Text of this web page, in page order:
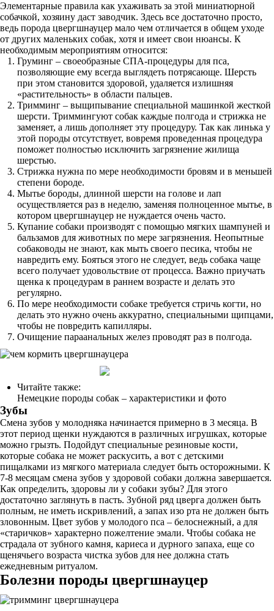
Элементарные правила как ухаживать за этой миниатюрной
собачкой, хозяину даст заводчик. Здесь все достаточно просто,
ведь порода цвергшнауцер мало чем отличается в общем уходе
от других маленьких собак, хотя и имеет свои нюансы. К
необходимым мероприятиям относится:
Груминг – своеобразные СПА-процедуры для пса,
позволяющие ему всегда выглядеть потрясающе. Шерсть
при этом становится здоровой, удаляется излишняя
«растительность» в области пальцев.
Тримминг – выщипывание специальной машинкой жесткой
шерсти. Триммингуют собак каждые полгода и стрижка не
заменяет, а лишь дополняет эту процедуру. Так как линька у
этой породы отсутствует, вовремя проведенная процедура
поможет полностью исключить загрязнение жилища
шерстью.
Стрижка нужна по мере необходимости бровям и в меньшей
степени бороде.
Мытье бороды, длинной шерсти на голове и лап
осуществляется раз в неделю, заменяя полноценное мытье, в
котором цвергшнауцер не нуждается очень часто.
Купание собаки производят с помощью мягких шампуней и
бальзамов для животных по мере загрязнения. Неопытные
собаководы не знают, как мыть своего песика, чтобы не
навредить ему. Бояться этого не следует, ведь собака чаще
всего получает удовольствие от процесса. Важно приучать
щенка к процедурам в раннем возрасте и делать это
регулярно.
По мере необходимости собаке требуется стричь когти, но
делать это нужно очень аккуратно, специальными щипцами,
чтобы не повредить капилляры.
Очищение параанальных желез проводят раз в полгода.
Читайте также:
Немецкие породы собак – характеристики и фото
Зубы
Смена зубов у молодняка начинается примерно в 3 месяца. В
этот период щенки нуждаются в различных игрушках, которые
можно грызть. Подойдут специальные резиновые кости,
которые собака не может раскусить, а вот с детскими
пищалками из мягкого материала следует быть осторожными. К
7-8 месяцам смена зубов у здоровой собаки должна завершается.
Как определить, здоровы ли у собаки зубы? Для этого
достаточно заглянуть в пасть. Зубной ряд цверга должен быть
полным, не иметь искривлений, а запах изо рта не должен быть
зловонным. Цвет зубов у молодого пса – белоснежный, а для
«старичков» характерно пожелтение эмали. Чтобы собака не
страдала от зубного камня, кариеса и дурного запаха, еще со
щенячьего возраста чистка зубов для нее должна стать
ежедневным ритуалом.
Болезни породы цвергшнауцер